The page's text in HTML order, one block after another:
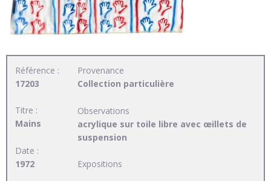
Référence :
17203
Titre :
Mains
Date :
1972
Provenance
Collection particulière
Observations
acrylique sur toile libre avec œillets de
suspension
Expositions